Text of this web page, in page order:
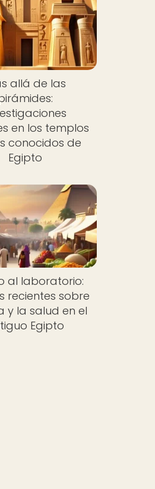
allá de las
en los templos
conocidos de
Egipto
al laboratorio:
recientes sobre
y la salud en el
Egipto